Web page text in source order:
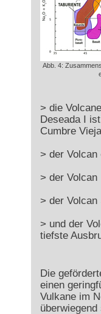
Abb. 4:
> die
Deseada I
Cumbre
> der Volcan
> der Volcan
> der Volcan
> und der
tiefste
Die
einen
Vulkane im